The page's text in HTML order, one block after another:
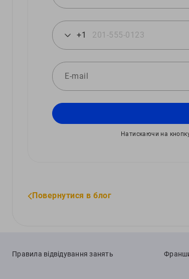
+1
Натискаючи на
Повернутися в блог
Правила відвідування занять